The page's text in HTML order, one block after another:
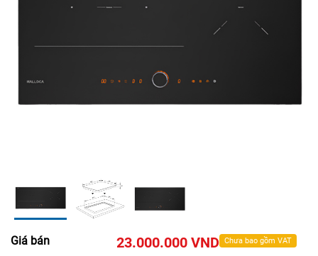
Giá bán 23.000.000 VND Chưa bao gồm VAT